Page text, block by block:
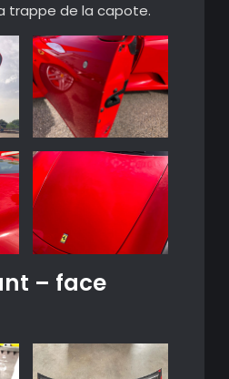
trappe de la capote.
– face